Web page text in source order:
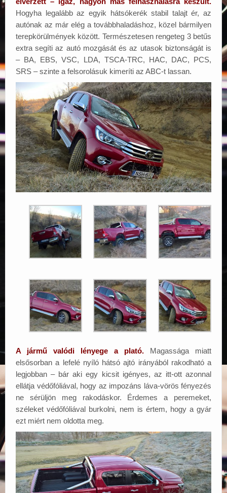
Hogyha legalább az egyik hátsókerék stabil talajt ér, az
autónak az már elég a továbbhaladáshoz, közel bármilyen
terepkörülmények között. Természetesen rengeteg 3 betűs
extra segíti az autó mozgását és az utasok biztonságát is
– BA, EBS, VSC, LDA, TSCA-TRC, HAC, DAC, PCS,
SRS – szinte a felsorolásuk kimeríti az ABC-t lassan.
A jármű valódi lényege a plató. Magassága miatt
elsősorban a lefelé nyíló hátsó ajtó irányából rakodható a
legjobban – bár aki egy kicsit igényes, az itt-ott azonnal
ellátja védőfóliával, hogy az impozáns láva-vörös fényezés
ne sérüljön meg rakodáskor. Érdemes a peremeket,
széleket védőfóliával burkolni, nem is értem, hogy a gyár
ezt miért nem oldotta meg.